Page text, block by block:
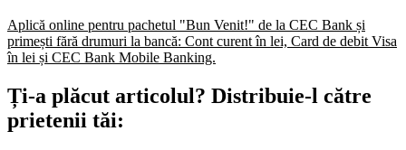
Aplică online pentru pachetul "Bun Venit!" de la CEC Bank și
primești fără drumuri la bancă: Cont curent în lei, Card de debit Visa
în lei și CEC Bank Mobile Banking.​
Ți-a plăcut articolul? Distribuie-l către
prietenii tăi: